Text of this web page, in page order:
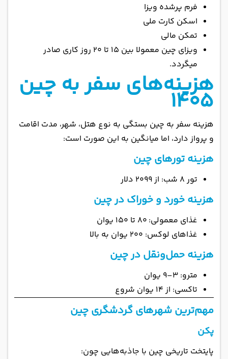
فرم پرشده ویزا
اسکن کارت ملی
تمکن مالی
ویزای چین معمولا بین 15 تا 20 روز کاری صادر
میگردد.
هزینه‌های سفر به چین
۱۴۰۵
هزینه سفر به چین بستگی به نوع هتل، شهر، مدت اقامت
و پرواز دارد، اما میانگین به این صورت است:
هزینه تورهای چین
تور 8 شب: از 2099 دلار
هزینه خورد و خوراک در چین
غذای معمولی: ۸۰ تا ۱۵۰ یوان
غذاهای لوکس: ۲۰۰ یوان به بالا
هزینه حمل‌ونقل در چین
مترو: ۳–۹ یوان
تاکسی: از ۱۴ یوان شروع
مهم‌ترین شهرهای گردشگری چین
پکن
پایتخت تاریخی چین با جاذبه‌هایی چون: